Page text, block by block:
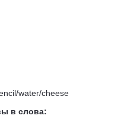
water/cheese
в слова: